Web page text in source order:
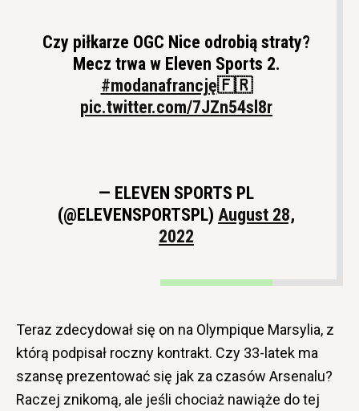
Czy piłkarze OGC Nice odrobią straty?
Mecz trwa w Eleven Sports 2.
#modanafrancję🇫🇷
pic.twitter.com/7JZn54sl8r
— ELEVEN SPORTS PL
(@ELEVENSPORTSPL) August 28,
2022
Teraz zdecydował się on na Olympique Marsylia, z
którą podpisał roczny kontrakt. Czy 33-latek ma
szansę prezentować się jak za czasów Arsenalu?
Raczej znikomą, ale jeśli chociaż nawiąże do tej